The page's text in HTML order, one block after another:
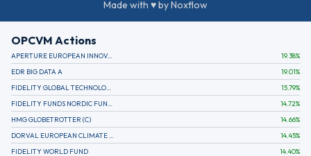
Made with ♥ by Noxflow
OPCVM Actions
APERTURE EUROPEAN INNOVATION 19.38%
EDR BIG DATA A
19.01%
15.79%
14.72%
HMG GLOBETROTTER (C)
14.66%
14.45%
FIDELITY WORLD FUND
14.40%